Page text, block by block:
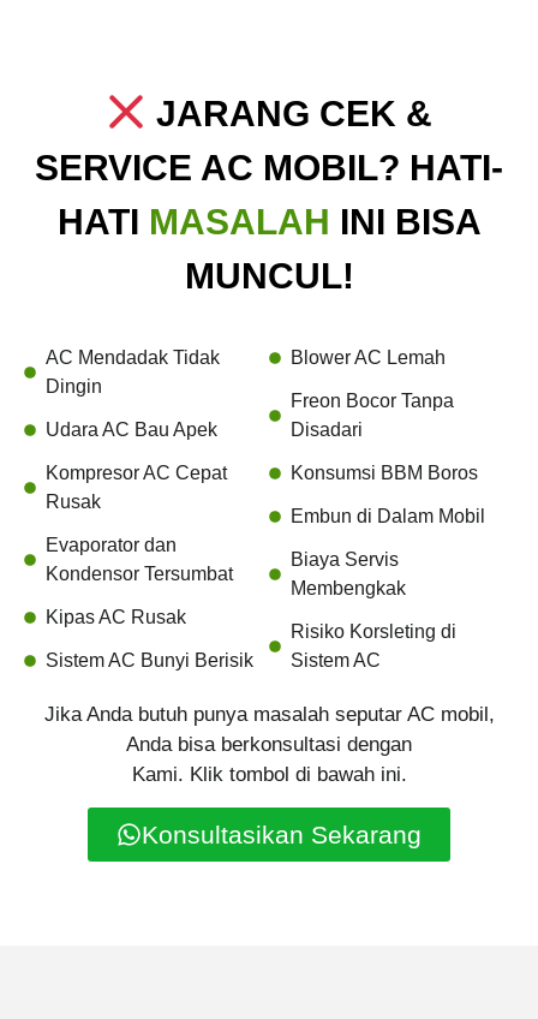
JARANG CEK &
SERVICE AC MOBIL? HATI-
HATI MASALAH INI BISA
MUNCUL!
AC Mendadak Tidak
Dingin
Udara AC Bau Apek
Kompresor AC Cepat
Rusak
Evaporator dan
Kondensor Tersumbat
Kipas AC Rusak
Sistem AC Bunyi Berisik
Blower AC Lemah
Freon Bocor Tanpa
Disadari
Konsumsi BBM Boros
Embun di Dalam Mobil
Biaya Servis
Membengkak
Risiko Korsleting di
Sistem AC
Jika Anda butuh punya masalah seputar AC mobil,
Anda bisa berkonsultasi dengan
Kami. Klik tombol di bawah ini.
Konsultasikan Sekarang